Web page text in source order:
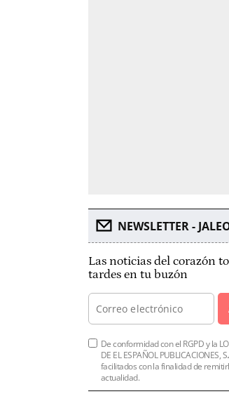
NEWSLETTER -
Las noticias del corazón
tardes en tu buzón
De conformidad con el RGPD y la
DE EL ESPAÑOL PUBLICACIONES,
facilitados con la finalidad de
actualidad.